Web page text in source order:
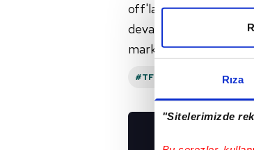
Rıza
"Sitelerimizde
off'lara kalacağız. Ligin
devam ediyoruz.
markası
#TFF #ADANA